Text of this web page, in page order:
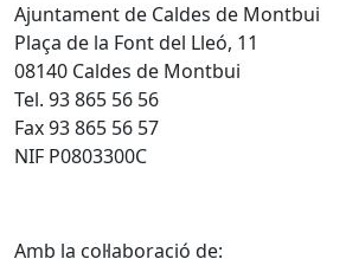
Ajuntament de Caldes de Montbui
Plaça de la Font del Lleó, 11
08140 Caldes de Montbui
Tel. 93 865 56 56
Fax 93 865 56 57
NIF P0803300C
Amb la col·laboració de: